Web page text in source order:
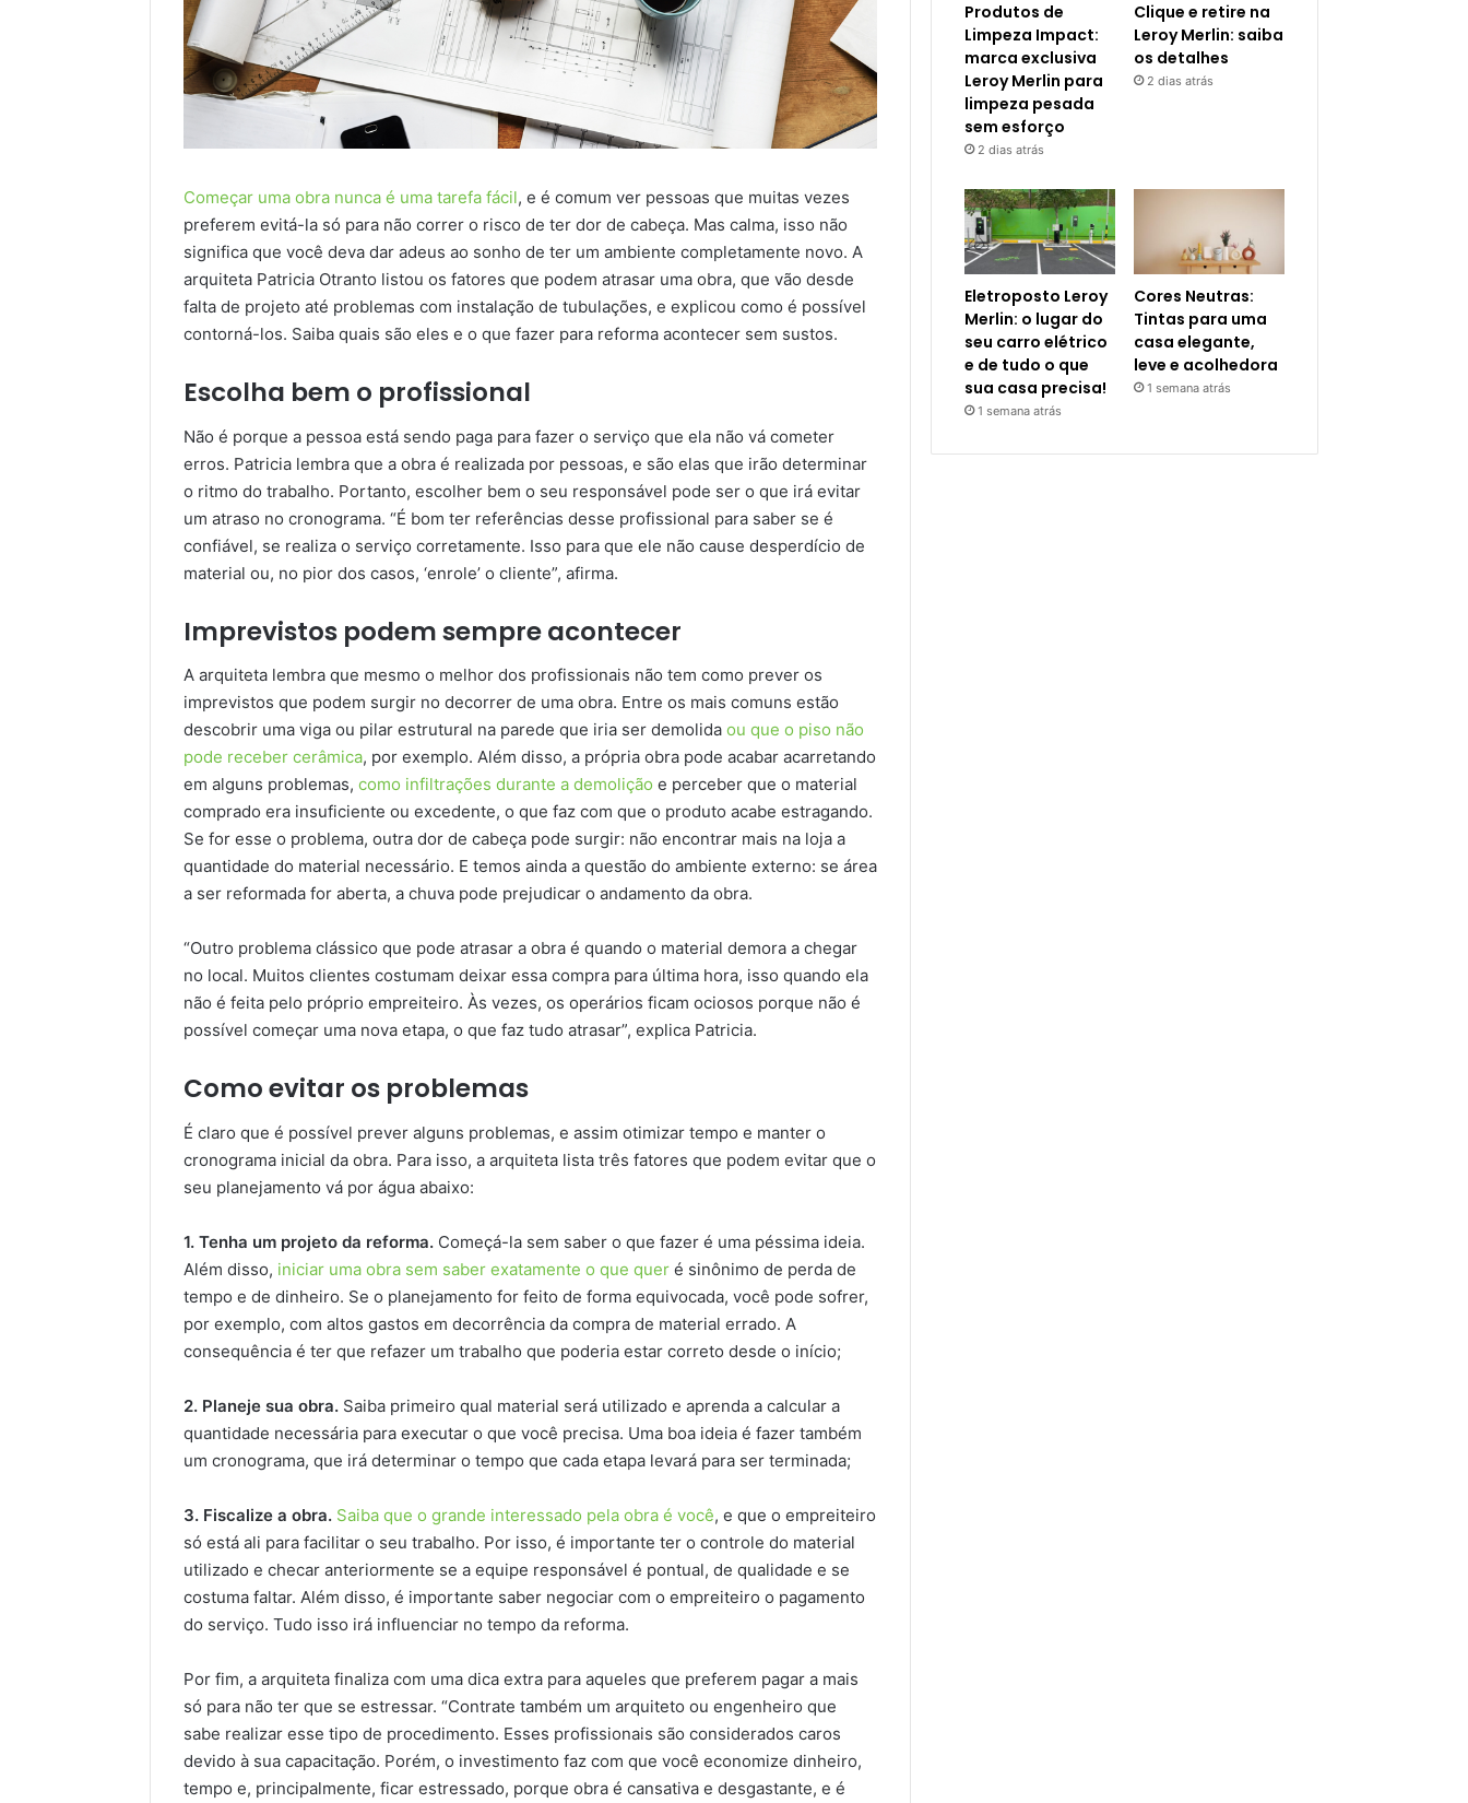
Começar uma obra nunca é uma tarefa fácil, e é comum ver pessoas que muitas vezes
preferem evitá-la só para não correr o risco de ter dor de cabeça. Mas calma, isso não
significa que você deva dar adeus ao sonho de ter um ambiente completamente novo. A
arquiteta Patricia Otranto listou os fatores que podem atrasar uma obra, que vão desde
falta de projeto até problemas com instalação de tubulações, e explicou como é possível
contorná-los. Saiba quais são eles e o que fazer para reforma acontecer sem sustos.
Escolha bem o profissional
Não é porque a pessoa está sendo paga para fazer o serviço que ela não vá cometer
erros. Patricia lembra que a obra é realizada por pessoas, e são elas que irão determinar
o ritmo do trabalho. Portanto, escolher bem o seu responsável pode ser o que irá evitar
um atraso no cronograma. “É bom ter referências desse profissional para saber se é
confiável, se realiza o serviço corretamente. Isso para que ele não cause desperdício de
material ou, no pior dos casos, ‘enrole’ o cliente”, afirma.
Imprevistos podem sempre acontecer
A arquiteta lembra que mesmo o melhor dos profissionais não tem como prever os
imprevistos que podem surgir no decorrer de uma obra. Entre os mais comuns estão
descobrir uma viga ou pilar estrutural na parede que iria ser demolida ou que o piso não
pode receber cerâmica, por exemplo. Além disso, a própria obra pode acabar acarretando
em alguns problemas, como infiltrações durante a demolição e perceber que o material
comprado era insuficiente ou excedente, o que faz com que o produto acabe estragando.
Se for esse o problema, outra dor de cabeça pode surgir: não encontrar mais na loja a
quantidade do material necessário. E temos ainda a questão do ambiente externo: se área
a ser reformada for aberta, a chuva pode prejudicar o andamento da obra.
“Outro problema clássico que pode atrasar a obra é quando o material demora a chegar
no local. Muitos clientes costumam deixar essa compra para última hora, isso quando ela
não é feita pelo próprio empreiteiro. Às vezes, os operários ficam ociosos porque não é
possível começar uma nova etapa, o que faz tudo atrasar”, explica Patricia.
Como evitar os problemas
É claro que é possível prever alguns problemas, e assim otimizar tempo e manter o
cronograma inicial da obra. Para isso, a arquiteta lista três fatores que podem evitar que o
seu planejamento vá por água abaixo:
1. Tenha um projeto da reforma. Começá-la sem saber o que fazer é uma péssima ideia.
Além disso, iniciar uma obra sem saber exatamente o que quer é sinônimo de perda de
tempo e de dinheiro. Se o planejamento for feito de forma equivocada, você pode sofrer,
por exemplo, com altos gastos em decorrência da compra de material errado. A
consequência é ter que refazer um trabalho que poderia estar correto desde o início;
2. Planeje sua obra. Saiba primeiro qual material será utilizado e aprenda a calcular a
quantidade necessária para executar o que você precisa. Uma boa ideia é fazer também
um cronograma, que irá determinar o tempo que cada etapa levará para ser terminada;
3. Fiscalize a obra. Saiba que o grande interessado pela obra é você, e que o empreiteiro
só está ali para facilitar o seu trabalho. Por isso, é importante ter o controle do material
utilizado e checar anteriormente se a equipe responsável é pontual, de qualidade e se
costuma faltar. Além disso, é importante saber negociar com o empreiteiro o pagamento
do serviço. Tudo isso irá influenciar no tempo da reforma.
Por fim, a arquiteta finaliza com uma dica extra para aqueles que preferem pagar a mais
só para não ter que se estressar. “Contrate também um arquiteto ou engenheiro que
sabe realizar esse tipo de procedimento. Esses profissionais são considerados caros
devido à sua capacitação. Porém, o investimento faz com que você economize dinheiro,
tempo e, principalmente, ficar estressado, porque obra é cansativa e desgastante, e é
Produtos de
Limpeza Impact:
marca exclusiva
Leroy Merlin para
limpeza pesada
sem esforço
2 dias atrás
Clique e retire na
Leroy Merlin: saiba
os detalhes
2 dias atrás
Eletroposto Leroy
Merlin: o lugar do
seu carro elétrico
e de tudo o que
sua casa precisa!
1 semana atrás
Cores Neutras:
Tintas para uma
casa elegante,
leve e acolhedora
1 semana atrás